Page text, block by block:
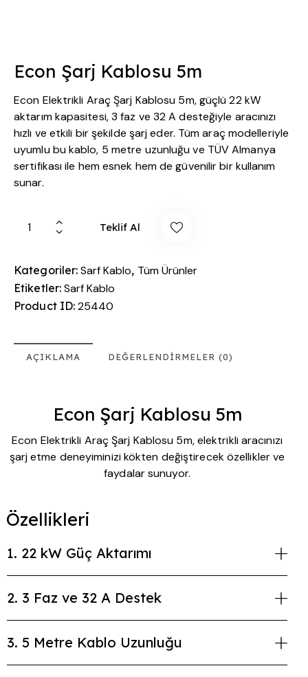
Econ Şarj Kablosu 5m
Econ Elektrikli Araç Şarj Kablosu 5m, güçlü 22 kW
aktarım kapasitesi, 3 faz ve 32 A desteğiyle aracınızı
hızlı ve etkili bir şekilde şarj eder. Tüm araç modelleriyle
uyumlu bu kablo, 5 metre uzunluğu ve TÜV Almanya
sertifikası ile hem esnek hem de güvenilir bir kullanım
sunar.
Teklif Al
Kategoriler:Sarf Kablo, Tüm Ürünler
Etiketler:Sarf Kablo
Product ID:25440
AÇIKLAMA DEĞERLENDIRMELER (0)
Econ Şarj Kablosu 5m
Econ Elektrikli Araç Şarj Kablosu 5m, elektrikli aracınızı
şarj etme deneyiminizi kökten değiştirecek özellikler ve
faydalar sunuyor.
Özellikleri
1. 22 kW Güç Aktarımı
2. 3 Faz ve 32 A Destek
3. 5 Metre Kablo Uzunluğu